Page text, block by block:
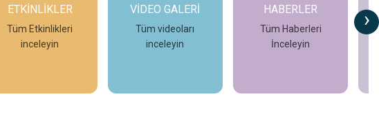
›
ETKİNLİKLER
Tüm Etkinlikleri
inceleyin
VİDEO GALERİ
Tüm videoları
inceleyin
HABERLER
Tüm Haberleri
İnceleyin